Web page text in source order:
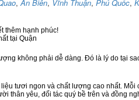
,An Biên, Vĩnh Thuận, Phú Quốc,
thêm hạnh phúc!
tại Quận
không phải dễ dàng. Đó là lý do tại
tươi ngon và chất lượng cao nhất. Mỗi
thân yêu, đối tác quý bề trên và đồng